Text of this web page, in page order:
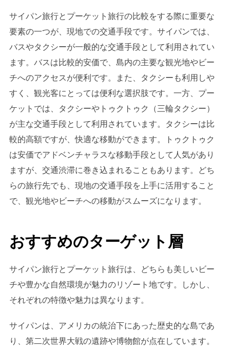
サイパン旅行とプーケット旅行の比較をする際に重要な
要素の一つが、現地での交通手段です。サイパンでは、
バスやタクシーが一般的な交通手段として利用されてい
ます。バスは比較的安価で、島内の主要な観光地やビー
チへのアクセスが便利です。また、タクシーも利用しや
すく、観光客にとっては便利な選択肢です。一方、プー
ケットでは、タクシーやトゥクトゥク（三輪タクシー）
が主な交通手段として利用されています。タクシーは比
較的高額ですが、快適な移動ができます。トゥクトゥク
は安価でアドベンチャラスな移動手段として人気があり
ますが、交通渋滞に巻き込まれることもあります。どち
らの旅行先でも、現地の交通手段を上手に活用すること
で、観光地やビーチへの移動がスムーズになります。
おすすめのターゲット層
サイパン旅行とプーケット旅行は、どちらも美しいビー
チや豊かな自然環境が魅力のリゾート地です。しかし、
それぞれの特徴や魅力は異なります。
サイパンは、アメリカの統治下にあった歴史的な島であ
り、第二次世界大戦の遺跡や博物館が点在しています。